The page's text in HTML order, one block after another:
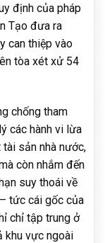
định của pháp
Tạo đưa ra
can thiệp vào
tòa xét xử 54
chống tham
các hành vi lừa
sản nhà nước,
còn nhắm đến
suy thoái về
tức cái gốc của
chỉ tập trung ở
khu vực ngoài